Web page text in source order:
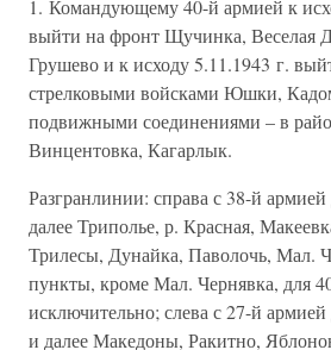
1. Командующему 40-й армией к
выйти на фронт Щучинка, Веселая
Грушево и к исходу 5.11.1943 г.
стрелковыми войсками Юшки,
подвижными соединениями – в
Винцентовка, Кагарлык.
Разгранлинии: справа с 38-й
далее Триполье, р. Красная,
Трилесы, Дунайка, Паволочь, Мал.
пункты, кроме Мал. Чернявка, для
исключительно; слева с 27-й
и далее Македоны, Ракитно,